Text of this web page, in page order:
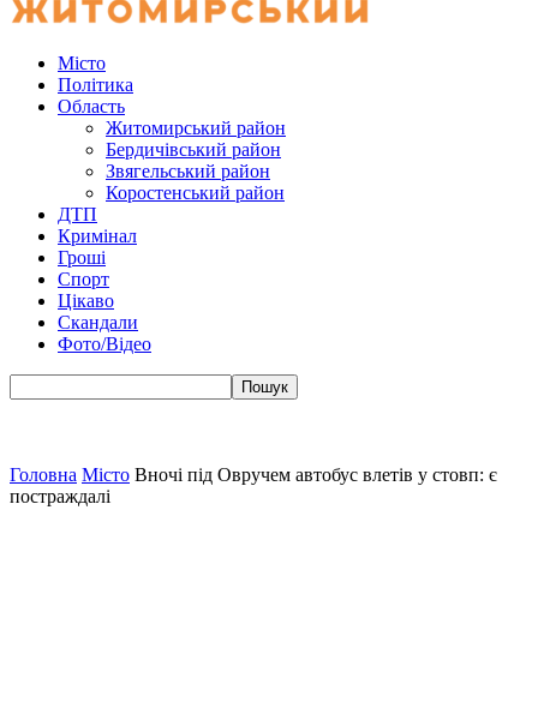
Місто
Політика
Область
Житомирський район
Бердичівський район
Звягельський район
Коростенський район
ДТП
Кримінал
Гроші
Спорт
Цікаво
Скандали
Фото/Відео
Головна Місто Вночі під Овручем автобус влетів у стовп: є
постраждалі